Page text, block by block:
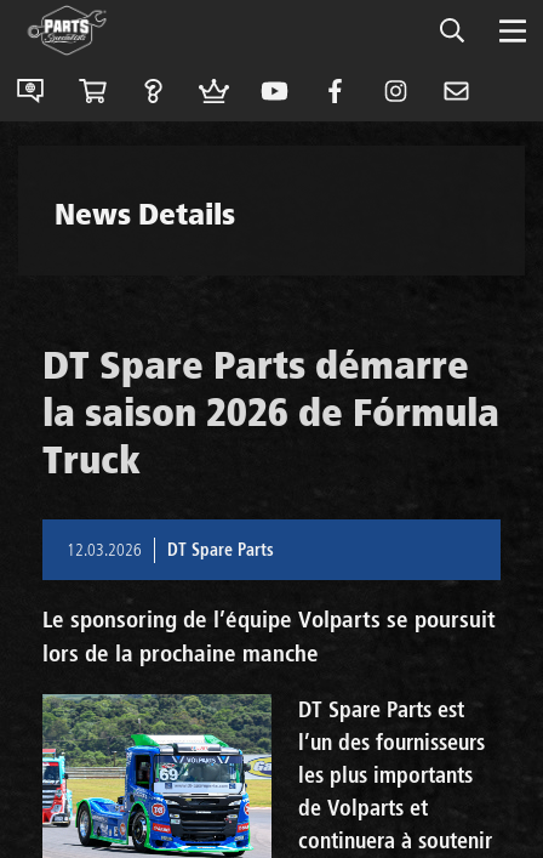
News Details
DT Spare Parts démarre
la saison 2026 de Fórmula
Truck
12.03.2026 DT Spare Parts
Le sponsoring de l’équipe Volparts se poursuit
lors de la prochaine manche
DT Spare Parts est
l’un des fournisseurs
les plus importants
de Volparts et
continuera à soutenir